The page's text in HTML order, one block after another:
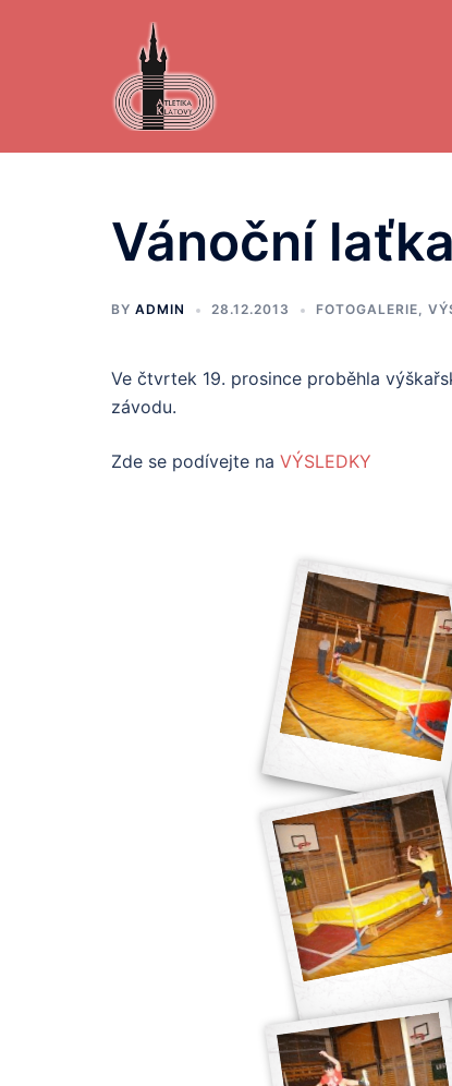
Vánoční
BY ADMIN 28.12.2013 FOTOGALERIE,
Ve čtvrtek 19. prosince proběhla
závodu.
Zde se podívejte na VÝSLEDKY